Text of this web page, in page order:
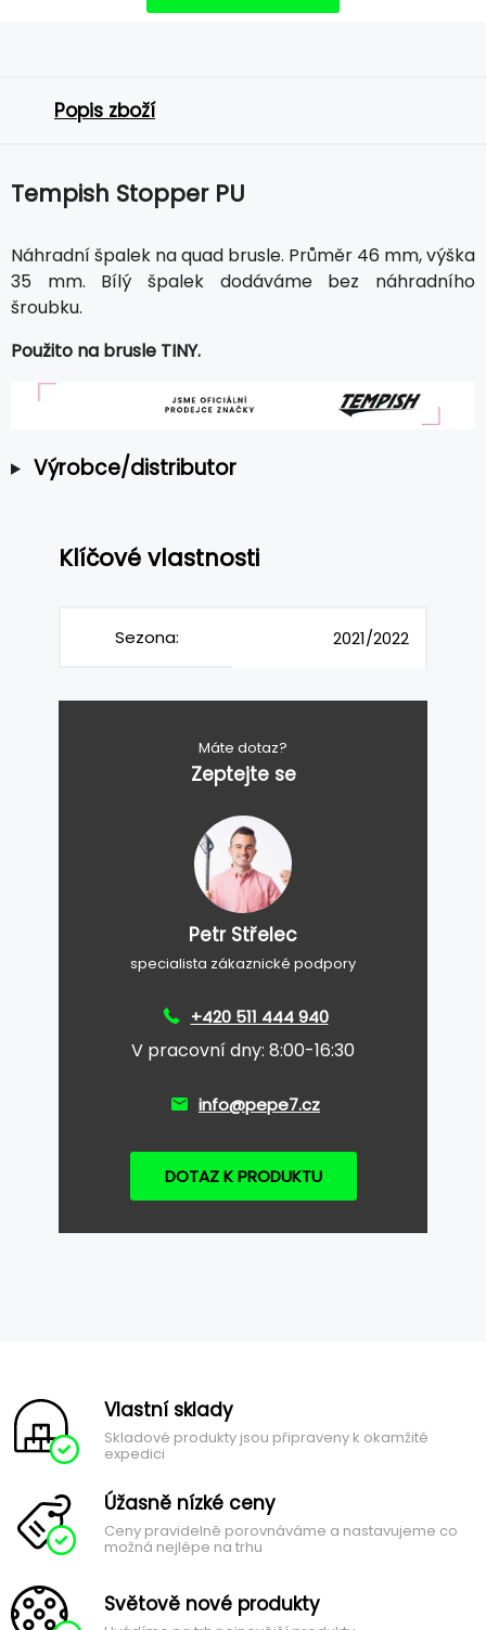
Popis zboží
Tempish Stopper PU
Náhradní špalek na quad brusle. Průměr 46 mm, výška
35 mm. Bílý špalek dodáváme bez náhradního
šroubku.
Použito na brusle TINY.
Výrobce/distributor
Klíčové vlastnosti
Sezona: 2021/2022
Máte dotaz?
Zeptejte se
Petr Střelec
specialista zákaznické podpory
+420 511 444 940
V pracovní dny: 8:00-16:30
info@pepe7.cz
DOTAZ K PRODUKTU
Vlastní sklady
Skladové produkty jsou připraveny k okamžité
expedici
Úžasně nízké ceny
Ceny pravidelně porovnáváme a nastavujeme co
možná nejlépe na trhu
Světově nové produkty